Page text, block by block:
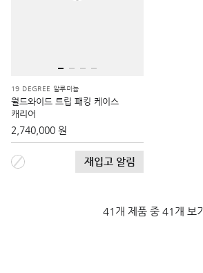
19 DEGREE 알루미늄
월드와이드 트립 패킹 케이스
캐리어
2,740,000 원
재입고 알림
41개 제품 중 41개 보기